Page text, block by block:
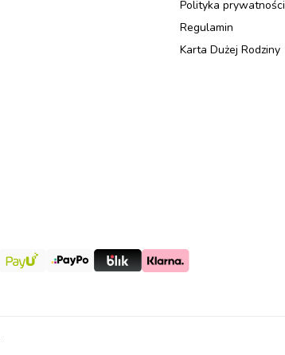
Polityka prywatności
Regulamin
Karta Dużej Rodziny